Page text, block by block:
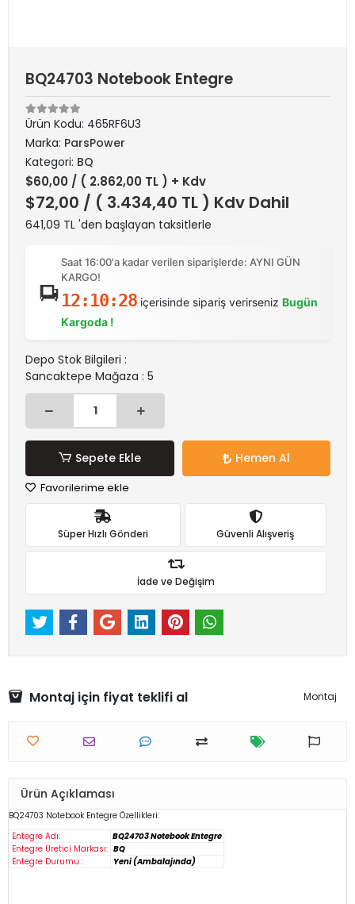
BQ24703 Notebook Entegre
Ürün Kodu: 465RF6U3
Marka: ParsPower
Kategori: BQ
$60,00 / ( 2.862,00 TL ) + Kdv
$72,00 / ( 3.434,40 TL ) Kdv Dahil
641,09 TL 'den başlayan taksitlerle
Saat 16:00'a kadar verilen siparişlerde: AYNI GÜN
KARGO!
12:10:28içerisinde sipariş verirseniz Bugün
Kargoda !
Depo Stok Bilgileri :
Sancaktepe Mağaza : 5
Sepete Ekle Hemen Al
Favorilerime ekle
Süper Hızlı Gönderi Güvenli Alışveriş
İade ve Değişim
Montaj için fiyat teklifi al Montaj
Ürün Açıklaması
BQ24703 Notebook Entegre Özellikleri:
Entegre Adı:
BQ24703 Notebook Entegre
Entegre Üretici Markası: BQ
Entegre Durumu :
Yeni (Ambalajında)